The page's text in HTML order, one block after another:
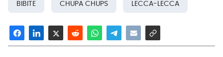
BIBITE CHUPA CHUPS LECCA-LECCA